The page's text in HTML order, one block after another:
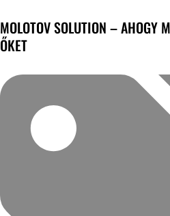
MOLOTOV SOLUTION – AHOGY
ŐKET